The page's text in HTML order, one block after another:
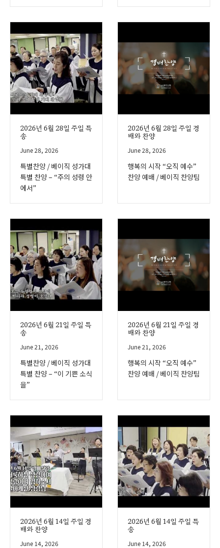
2026년 6월 28일 주일 특
송
June 28, 2026
특별찬양 / 베이직 성가대
특별 찬양 – “주의 성령 안
에서”
2026년 6월 28일 주일 경
배와 찬양
June 28, 2026
행복의 시작 “오직 예수”
찬양 예배 / 베이직 찬양팀
2026년 6월 21일 주일 특
송
June 21, 2026
특별찬양 / 베이직 성가대
특별 찬양 – “이 기쁜 소식
을”
2026년 6월 21일 주일 경
배와 찬양
June 21, 2026
행복의 시작 “오직 예수”
찬양 예배 / 베이직 찬양팀
2026년 6월 14일 주일 경
배와 찬양
June 14, 2026
2026년 6월 14일 주일 특
송
June 14, 2026